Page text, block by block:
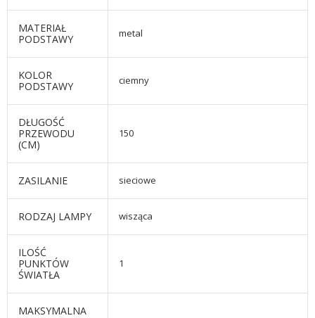
MATERIAŁ
PODSTAWY
metal
KOLOR
PODSTAWY
ciemny
DŁUGOŚĆ
PRZEWODU
(CM)
150
ZASILANIE sieciowe
RODZAJ LAMPY wisząca
ILOŚĆ
PUNKTÓW
ŚWIATŁA
1
MAKSYMALNA